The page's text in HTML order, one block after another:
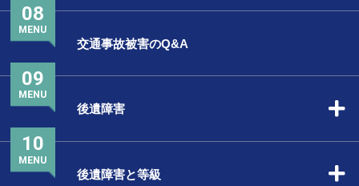
交通事故被害のQ&A
08
MENU
後遺障害
09
MENU
後遺障害と等級
10
MENU